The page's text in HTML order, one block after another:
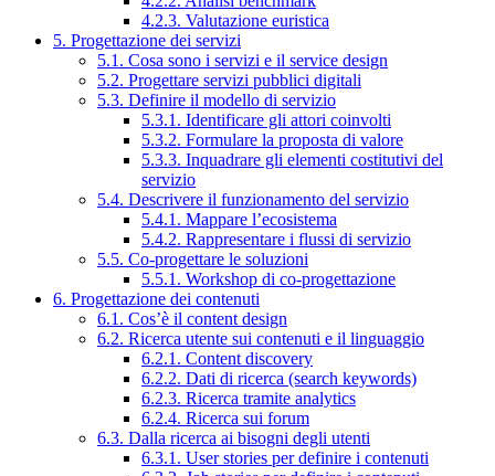
4.2.3. Valutazione euristica
5. Progettazione dei servizi
5.1. Cosa sono i servizi e il service design
5.2. Progettare servizi pubblici digitali
5.3. Definire il modello di servizio
5.3.1. Identificare gli attori coinvolti
5.3.2. Formulare la proposta di valore
5.3.3. Inquadrare gli elementi costitutivi del
servizio
5.4. Descrivere il funzionamento del servizio
5.4.1. Mappare l’ecosistema
5.4.2. Rappresentare i flussi di servizio
5.5. Co-progettare le soluzioni
5.5.1. Workshop di co-progettazione
6. Progettazione dei contenuti
6.1. Cos’è il content design
6.2. Ricerca utente sui contenuti e il linguaggio
6.2.1. Content discovery
6.2.2. Dati di ricerca (search keywords)
6.2.3. Ricerca tramite analytics
6.2.4. Ricerca sui forum
6.3. Dalla ricerca ai bisogni degli utenti
6.3.1. User stories per definire i contenuti